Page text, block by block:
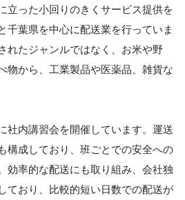
立った小回りのきくサービス提供を
千葉県を中心に配送業を行っていま
れたジャンルではなく、お米や野
物から、工業製品や医薬品、雑貨な
社内講習会を開催しています。運送
構成しており、班ごとでの安全への
効率的な配送にも取り組み、会社独
ており、比較的短い日数での配送が